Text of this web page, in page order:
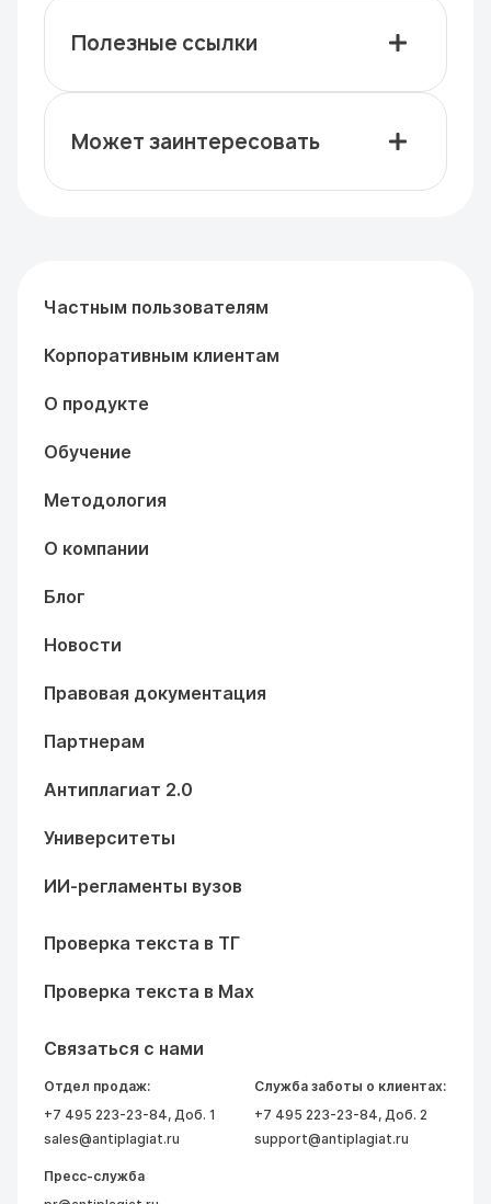
Полезные ссылки
Может заинтересовать
Частным пользователям
Корпоративным клиентам
О продукте
Обучение
Методология
О компании
Блог
Новости
Правовая документация
Партнерам
Антиплагиат 2.0
Университеты
ИИ-регламенты вузов
Проверка текста в ТГ
Проверка текста в Max
Связаться с нами
Отдел продаж:
+7 495 223-23-84, Доб. 1
sales@antiplagiat.ru
Служба заботы о клиентах:
+7 495 223-23-84, Доб. 2
support@antiplagiat.ru
Пресс-служба